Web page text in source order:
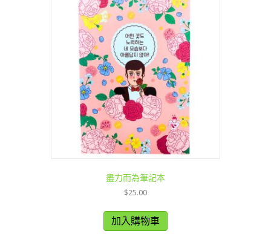
盡力而為筆記本
$25.00
加入購物車